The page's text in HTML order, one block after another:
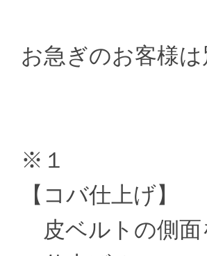
お急ぎのお客様
※１
【コバ仕上げ】
皮ベルトの側面